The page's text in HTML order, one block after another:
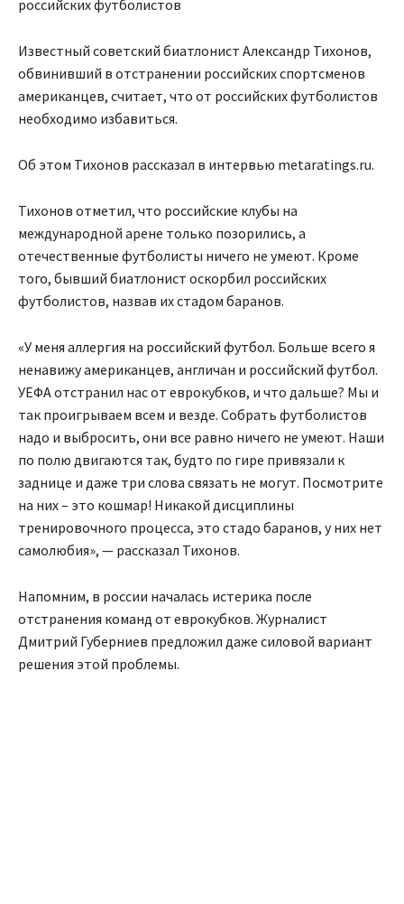
российских футболистов
Известный советский биатлонист Александр Тихонов,
обвинивший в отстранении российских спортсменов
американцев, считает, что от российских футболистов
необходимо избавиться.
Об этом Тихонов рассказал в интервью metaratings.ru.
Тихонов отметил, что российские клубы на
международной арене только позорились, а
отечественные футболисты ничего не умеют. Кроме
того, бывший биатлонист оскорбил российских
футболистов, назвав их стадом баранов.
«У меня аллергия на российский футбол. Больше всего я
ненавижу американцев, англичан и российский футбол.
УЕФА отстранил нас от еврокубков, и что дальше? Мы и
так проигрываем всем и везде. Собрать футболистов
надо и выбросить, они все равно ничего не умеют. Наши
по полю двигаются так, будто по гире привязали к
заднице и даже три слова связать не могут. Посмотрите
на них – это кошмар! Никакой дисциплины
тренировочного процесса, это стадо баранов, у них нет
самолюбия», — рассказал Тихонов.
Напомним, в россии началась истерика после
отстранения команд от еврокубков. Журналист
Дмитрий Губерниев предложил даже силовой вариант
решения этой проблемы.